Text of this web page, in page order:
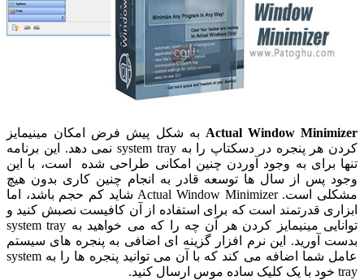
Actual Window Minimizer به شکل پیش فرض امکان مینیمایز
کردن هر پنجره در دسکتاپ را به system tray نمی دهد. این برنامه
تنها برای به وجود آوردن چنین امکانی طراحی شده است، با این
وجود پس از سال ها توسعه قادر به انجام چنین کاری بدون هیچ
مشکلی است. Actual Window Minimizer شاید کم حجم باشد، اما
ابزاری قدرتمند است که برای استفاده از آن کافیست نصبش کنید و
توانایی مینیمایز کردن هر آن چه را که می خواهید به system tray
بدست آورید. این نرم افزار گزینه ای اضافی به پنجره های سیستم
عامل شما اضافه می کند که با آن می توانید پنجره ها را به system
tray خود با یک کلیک ساده موس ارسال کنید.